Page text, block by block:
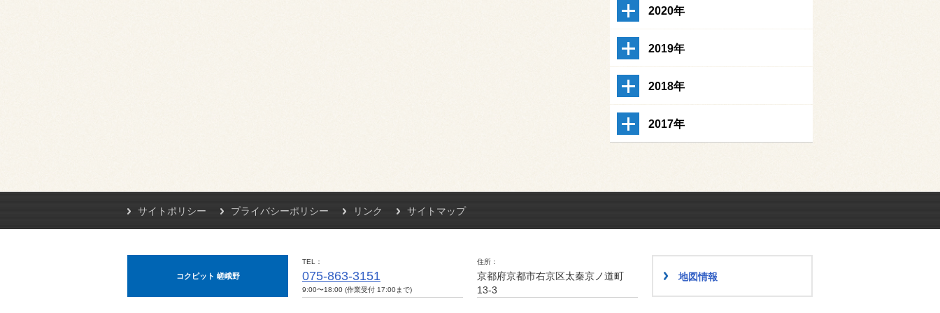
2020年
2019年
2018年
2017年
サイトポリシー プライバシーポリシー リンク サイトマップ
コクピット 嵯峨野
TEL
075-863-3151
9:00〜18:00 (作業受付 17:00まで)
住所
京都府京都市右京区太秦京ノ道町
13-3
地図情報